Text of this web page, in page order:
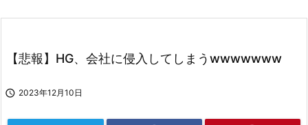
【悲報】HG、会社に侵入してしまうwwwwwww
 2023年12月10日